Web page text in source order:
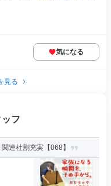
気になる
見る
フ
連社割充実【068】